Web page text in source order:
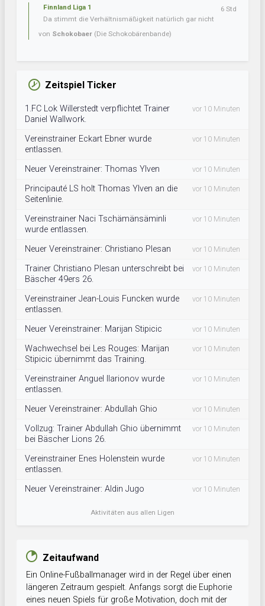
Finnland Liga 1
Da stimmt die Verhältnismäßigkeit natürlich gar nicht
von Schokobaer (Die Schokobärenbande)
6 Std
Zeitspiel Ticker
1.FC Lok Willerstedt verpflichtet Trainer
Daniel Wallwork.
vor 10 Minuten
Vereinstrainer Eckart Ebner wurde
entlassen.
vor 10 Minuten
Neuer Vereinstrainer: Thomas Ylven vor 10 Minuten
Principauté LS holt Thomas Ylven an die
Seitenlinie.
vor 10 Minuten
Vereinstrainer Naci Tschämänsäminli
wurde entlassen.
vor 10 Minuten
Neuer Vereinstrainer: Christiano Plesan vor 10 Minuten
Trainer Christiano Plesan unterschreibt bei
Bäscher 49ers 26.
vor 10 Minuten
Vereinstrainer Jean-Louis Funcken wurde
entlassen.
vor 10 Minuten
Neuer Vereinstrainer: Marijan Stipicic vor 10 Minuten
Wachwechsel bei Les Rouges: Marijan
Stipicic übernimmt das Training.
vor 10 Minuten
Vereinstrainer Anguel Ilarionov wurde
entlassen.
vor 10 Minuten
Neuer Vereinstrainer: Abdullah Ghio vor 10 Minuten
Vollzug: Trainer Abdullah Ghio übernimmt
bei Bäscher Lions 26.
vor 10 Minuten
Vereinstrainer Enes Holenstein wurde
entlassen.
vor 10 Minuten
Neuer Vereinstrainer: Aldin Jugo vor 10 Minuten
Aktivitäten aus allen Ligen
Zeitaufwand
Ein Online-Fußballmanager wird in der Regel über einen
längeren Zeitraum gespielt. Anfangs sorgt die Euphorie
eines neuen Spiels für große Motivation, doch mit der